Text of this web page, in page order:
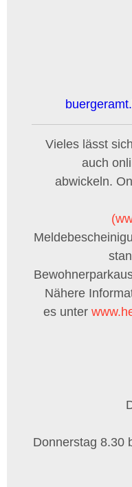
Vieles lässt
auch
abwickeln.
Nähere
es unter
Donnerstag 8.30